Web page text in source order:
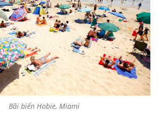
Bãi biển Hobie, Miami